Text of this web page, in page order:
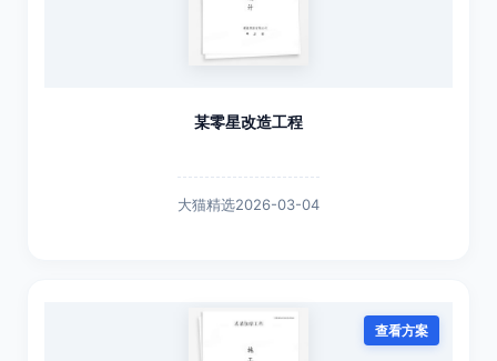
某零星改造工程
大猫精选2026-03-04
查看方案